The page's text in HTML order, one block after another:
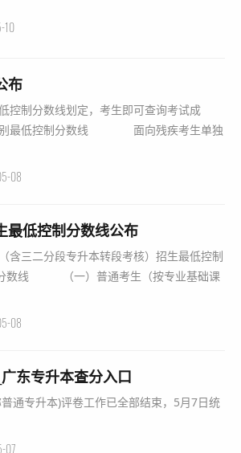
10
布
制分数线划定，考生即可查询考试成
别最低控制分数线 面向残疾考生单独
08
最低控制分数线公布
含三二分段专升本转段考核）招生最低控制
数线 （一）普通考生（按专业基础课
08
东专升本查分入口
通专升本)评卷工作已全部结束，5月7日统
07